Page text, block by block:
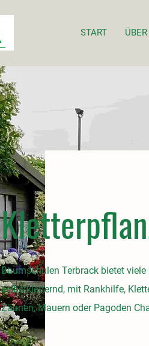
START
Baumschulen Terbrack bietet
selbstkletternd, mit Rankhilfe,
Zäunen, Mauern oder Pagoden